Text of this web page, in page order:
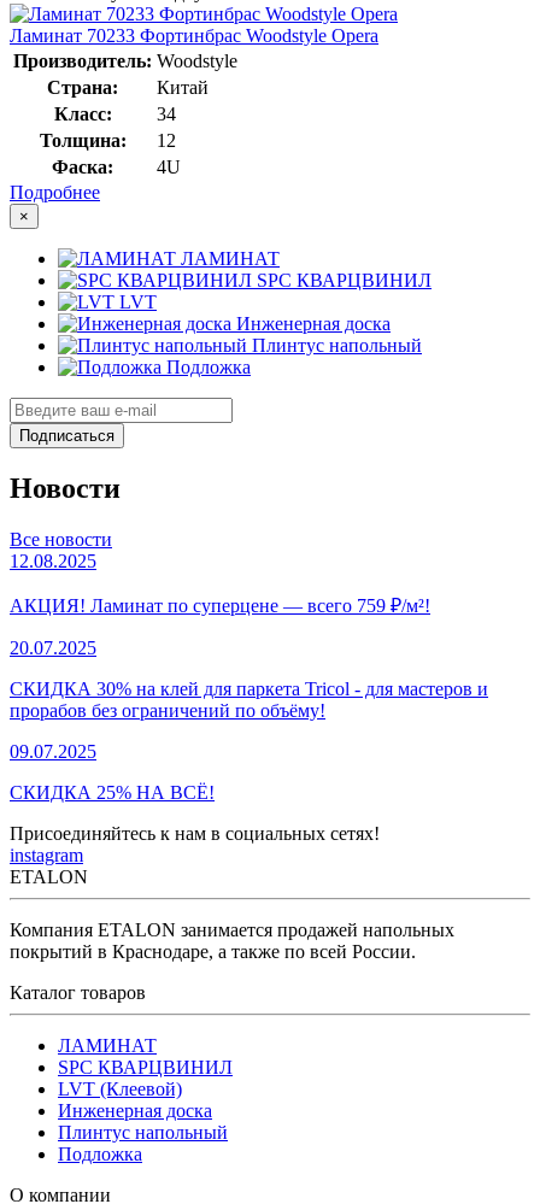
Ламинат 70233 Фортинбрас Woodstyle Opera
Производитель: Woodstyle
Страна:
Китай
Класс:
34
Толщина:
12
Фаска:
4U
Подробнее
×
ЛАМИНАТ
SPC КВАРЦВИНИЛ
LVT
Инженерная доска
Плинтус напольный
Подложка
Подписаться
Новости
Все новости
12.08.2025
АКЦИЯ! Ламинат по суперцене — всего 759 ₽/м²!
20.07.2025
СКИДКА 30% на клей для паркета Tricol - для мастеров и
прорабов без ограничений по объёму!
09.07.2025
СКИДКА 25% НА ВСЁ!
Присоединяйтесь к нам в социальных сетях!
instagram
ETALON
Компания ETALON занимается продажей напольных
покрытий в Краснодаре, а также по всей России.
Каталог товаров
ЛАМИНАТ
SPC КВАРЦВИНИЛ
LVT (Клеевой)
Инженерная доска
Плинтус напольный
Подложка
О компании